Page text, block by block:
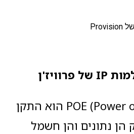
IP של פרוויז'ן
מתג POE (Power over Ethernet) הוא התקן
נתונים והן חשמל